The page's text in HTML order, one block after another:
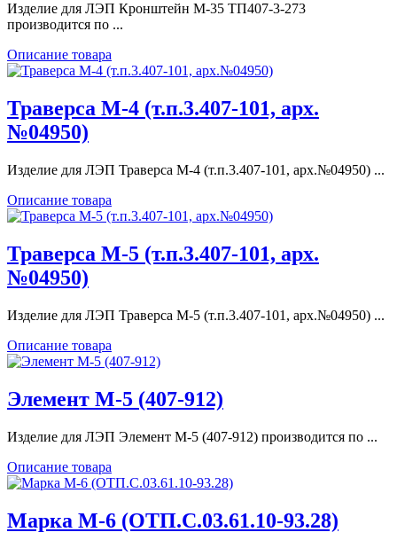
Изделие для ЛЭП Кронштейн М-35 ТП407-3-273
производится по ...
Описание товара
Траверса М-4 (т.п.3.407-101, арх.
№04950)
Изделие для ЛЭП Траверса М-4 (т.п.3.407-101, арх.№04950) ...
Описание товара
Траверса М-5 (т.п.3.407-101, арх.
№04950)
Изделие для ЛЭП Траверса М-5 (т.п.3.407-101, арх.№04950) ...
Описание товара
Элемент М-5 (407-912)
Изделие для ЛЭП Элемент М-5 (407-912) производится по ...
Описание товара
Марка М-6 (ОТП.С.03.61.10-93.28)